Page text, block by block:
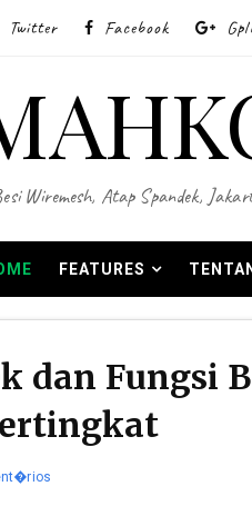
Twitter Facebook
Wiremesh, Atap Spandek,
FEATURES
dan Fungsi